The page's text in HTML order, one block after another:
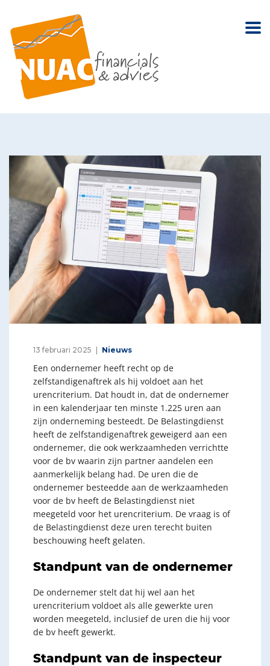
13 februari 2025 Nieuws
Een ondernemer heeft recht op de
zelfstandigenaftrek als hij voldoet aan het
urencriterium. Dat houdt in, dat de ondernemer
in een kalenderjaar ten minste 1.225 uren aan
zijn onderneming besteedt. De Belastingdienst
heeft de zelfstandigenaftrek geweigerd aan een
ondernemer, die ook werkzaamheden verrichtte
voor de bv waarin zijn partner aandelen een
aanmerkelijk belang had. De uren die de
ondernemer besteedde aan de werkzaamheden
voor de bv heeft de Belastingdienst niet
meegeteld voor het urencriterium. De vraag is of
de Belastingdienst deze uren terecht buiten
beschouwing heeft gelaten.
Standpunt van de ondernemer
De ondernemer stelt dat hij wel aan het
urencriterium voldoet als alle gewerkte uren
worden meegeteld, inclusief de uren die hij voor
de bv heeft gewerkt.
Standpunt van de inspecteur